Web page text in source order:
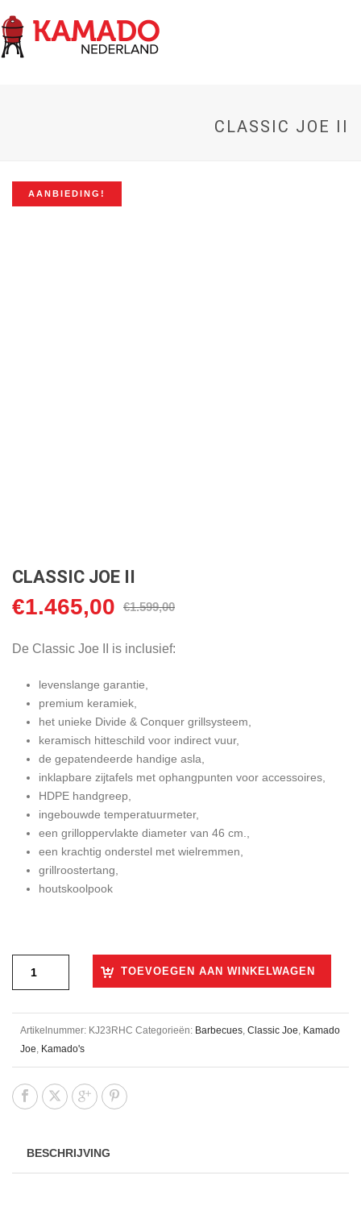
CLASSIC JOE II
AANBIEDING!
CLASSIC JOE II
€1.599,00
Oorspronkelijke
was:
€1.465,00 Huidige
is:
De Classic Joe II is inclusief:
levenslange garantie,
premium keramiek,
het unieke Divide & Conquer grillsysteem,
keramisch hitteschild voor indirect vuur,
de gepatendeerde handige asla,
inklapbare zijtafels met ophangpunten voor accessoires,
HDPE handgreep,
ingebouwde temperatuurmeter,
een grilloppervlakte diameter van 46 cm.,
een krachtig onderstel met wielremmen,
grillroostertang,
houtskoolpook
TOEVOEGEN AAN WINKELWAGEN
Artikelnummer: KJ23RHC Categorieën: Barbecues, Classic Joe, Kamado
Joe, Kamado's
BESCHRIJVING